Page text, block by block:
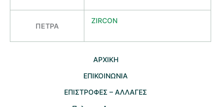
ΠΕΤΡΑ
ZIRCON
AΡΧΙΚΗ
ΕΠΙΚΟΙΝΩΝΙΑ
EΠΙΣΤΡΟΦΕΣ – ΑΛΛΑΓΕΣ